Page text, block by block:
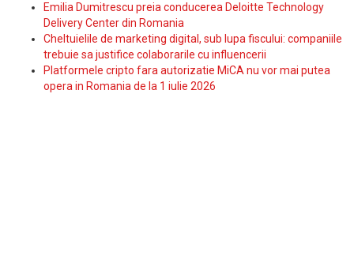
Emilia Dumitrescu preia conducerea Deloitte Technology
Delivery Center din Romania
Cheltuielile de marketing digital, sub lupa fiscului: companiile
trebuie sa justifice colaborarile cu influencerii
Platformele cripto fara autorizatie MiCA nu vor mai putea
opera in Romania de la 1 iulie 2026